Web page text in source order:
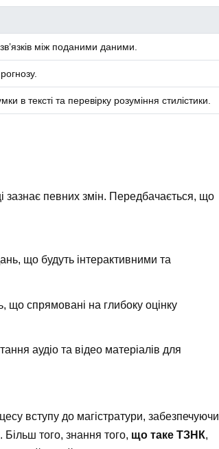
між поданими даними.
в тексті та перевірку розуміння стилістики.
зазнає певних змін. Передбачається, що
що будуть інтерактивними та
що спрямовані на глибоку оцінку
аудіо та відео матеріалів для
вступу до магістратури, забезпечуючи
Більш того, знання того, що таке ТЗНК,